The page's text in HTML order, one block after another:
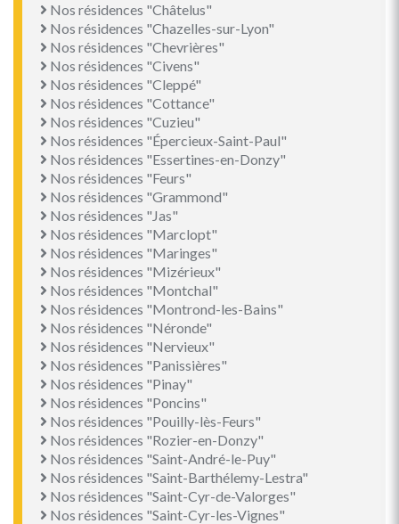
Nos résidences "Châtelus"
Nos résidences "Chazelles-sur-Lyon"
Nos résidences "Chevrières"
Nos résidences "Civens"
Nos résidences "Cleppé"
Nos résidences "Cottance"
Nos résidences "Cuzieu"
Nos résidences "Épercieux-Saint-Paul"
Nos résidences "Essertines-en-Donzy"
Nos résidences "Feurs"
Nos résidences "Grammond"
Nos résidences "Jas"
Nos résidences "Marclopt"
Nos résidences "Maringes"
Nos résidences "Mizérieux"
Nos résidences "Montchal"
Nos résidences "Montrond-les-Bains"
Nos résidences "Néronde"
Nos résidences "Nervieux"
Nos résidences "Panissières"
Nos résidences "Pinay"
Nos résidences "Poncins"
Nos résidences "Pouilly-lès-Feurs"
Nos résidences "Rozier-en-Donzy"
Nos résidences "Saint-André-le-Puy"
Nos résidences "Saint-Barthélemy-Lestra"
Nos résidences "Saint-Cyr-de-Valorges"
Nos résidences "Saint-Cyr-les-Vignes"